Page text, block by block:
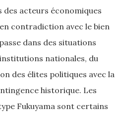
acteurs économiques
contradiction avec le bien
dans des situations
nationales, du
des élites politiques avec la
historique. Les
Fukuyama sont certains